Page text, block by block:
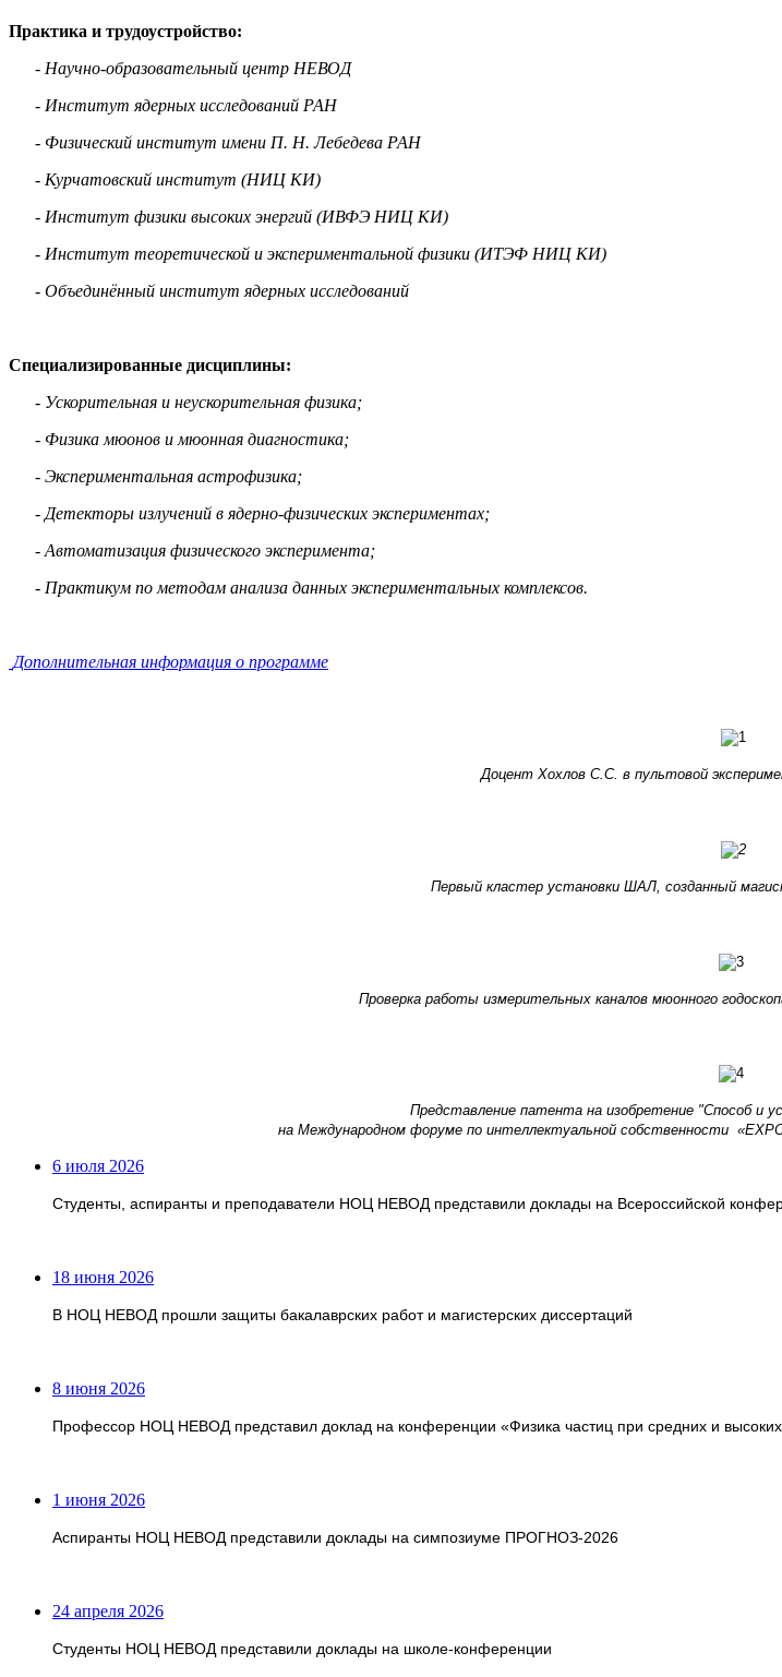
Практика и трудоустройство:
- Научно-образовательный центр НЕВОД
- Институт ядерных исследований РАН
- Физический институт имени П. Н. Лебедева РАН
- Курчатовский институт (НИЦ КИ)
- Институт физики высоких энергий (ИВФЭ НИЦ КИ)
- Институт теоретической и экспериментальной физики (ИТЭФ НИЦ КИ)
- Объединённый институт ядерных исследований
Специализированные дисциплины:
- Ускорительная и неускорительная физика;
- Физика мюонов и мюонная диагностика;
- Экспериментальная астрофизика;
- Детекторы излучений в ядерно-физических экспериментах;
- Автоматизация физического эксперимента;
- Практикум по методам анализа данных экспериментальных комплексов.
Дополнительная информация о программе
Доцент Хохлов С.С. в пультовой
Первый кластер установки ШАЛ, созданный
Проверка работы измерительных каналов мюонного
Представление патента на изобретение "Способ и
на Международном форуме по интеллектуальной собственности
6 июля 2026
Студенты, аспиранты и преподаватели НОЦ НЕВОД представили доклады на Всероссийской
18 июня 2026
В НОЦ НЕВОД прошли защиты бакалаврских работ и магистерских диссертаций
8 июня 2026
Профессор НОЦ НЕВОД представил доклад на конференции «Физика частиц при средних и высоких
1 июня 2026
Аспиранты НОЦ НЕВОД представили доклады на симпозиуме ПРОГНОЗ-2026
24 апреля 2026
Студенты НОЦ НЕВОД представили доклады на школе-конференции